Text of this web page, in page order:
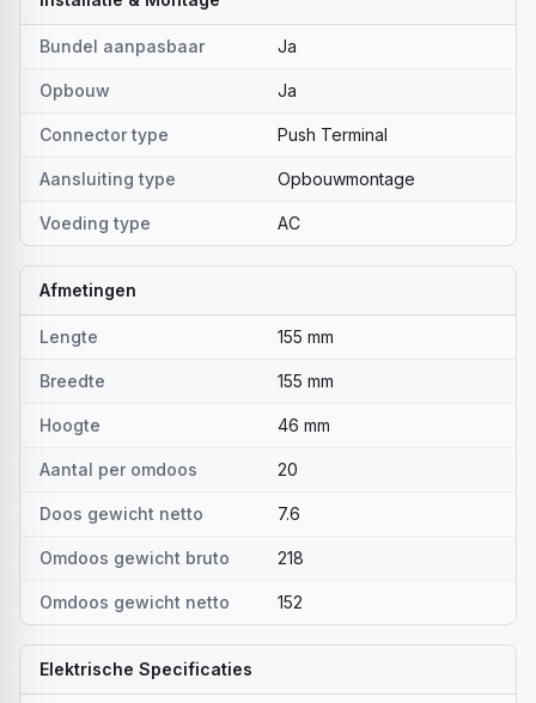
Bundel aanpasbaar Ja
Opbouw Ja
Connector type Push Terminal
Aansluiting type Opbouwmontage
Voeding type AC
Afmetingen
Lengte 155 mm
Breedte 155 mm
Hoogte 46 mm
Aantal per omdoos 20
Doos gewicht netto 7.6
Omdoos gewicht bruto 218
Omdoos gewicht netto 152
Elektrische Specificaties